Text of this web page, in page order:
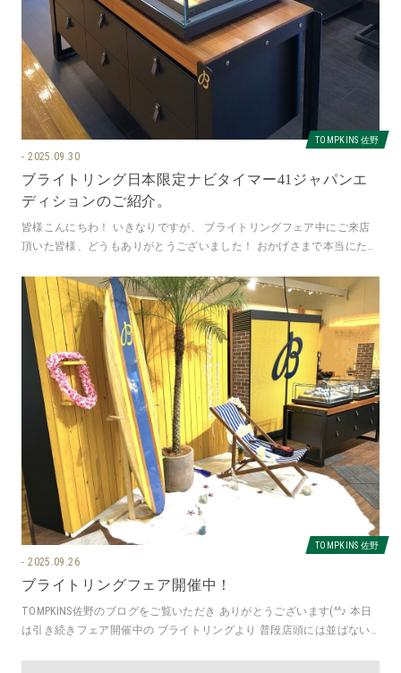
TOMPKINS 佐野
2025.09.30
ブライトリング日本限定ナビタイマー41ジャパンエ
ディションのご紹介。
皆様こんにちわ！ いきなりですが、 ブライトリングフェア中にご来店
頂いた皆様、どうもありがとうございました！ おかげさまで本当にたく
TOMPKINS 佐野
2025.09.26
ブライトリングフェア開催中！
TOMPKINS佐野のブログをご覧いただき ありがとうございます(^^♪ 本日
は引き続きフェア開催中の ブライトリングより 普段店頭には並ばない